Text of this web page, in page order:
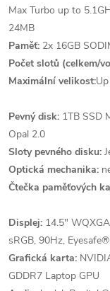
Max Turbo up to
24MB
Paměť: 2x 16GB
Počet slotů (celkem/
Maximální velikost:
Pevný disk: 1TB SSD
Opal 2.0
Sloty pevného disku:
Optická mechanika:
Čtečka paměťových
Displej: 14.5"
sRGB, 90Hz,
Grafická karta:
GDDR7 Laptop GPU